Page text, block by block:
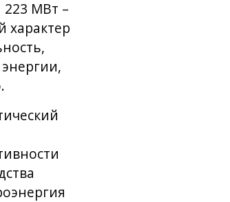
223 МВт –
характер